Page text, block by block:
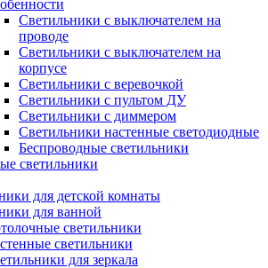
Светильники с выключателем на
проводе
Светильники с выключателем на
корпусе
Светильники с веревочкой
Светильники с пультом ДУ
Светильники с диммером
Светильники настенные светодиодные
Беспроводные светильники
светильники
для детской комнаты
для ванной
светильники
светильники
для зеркала